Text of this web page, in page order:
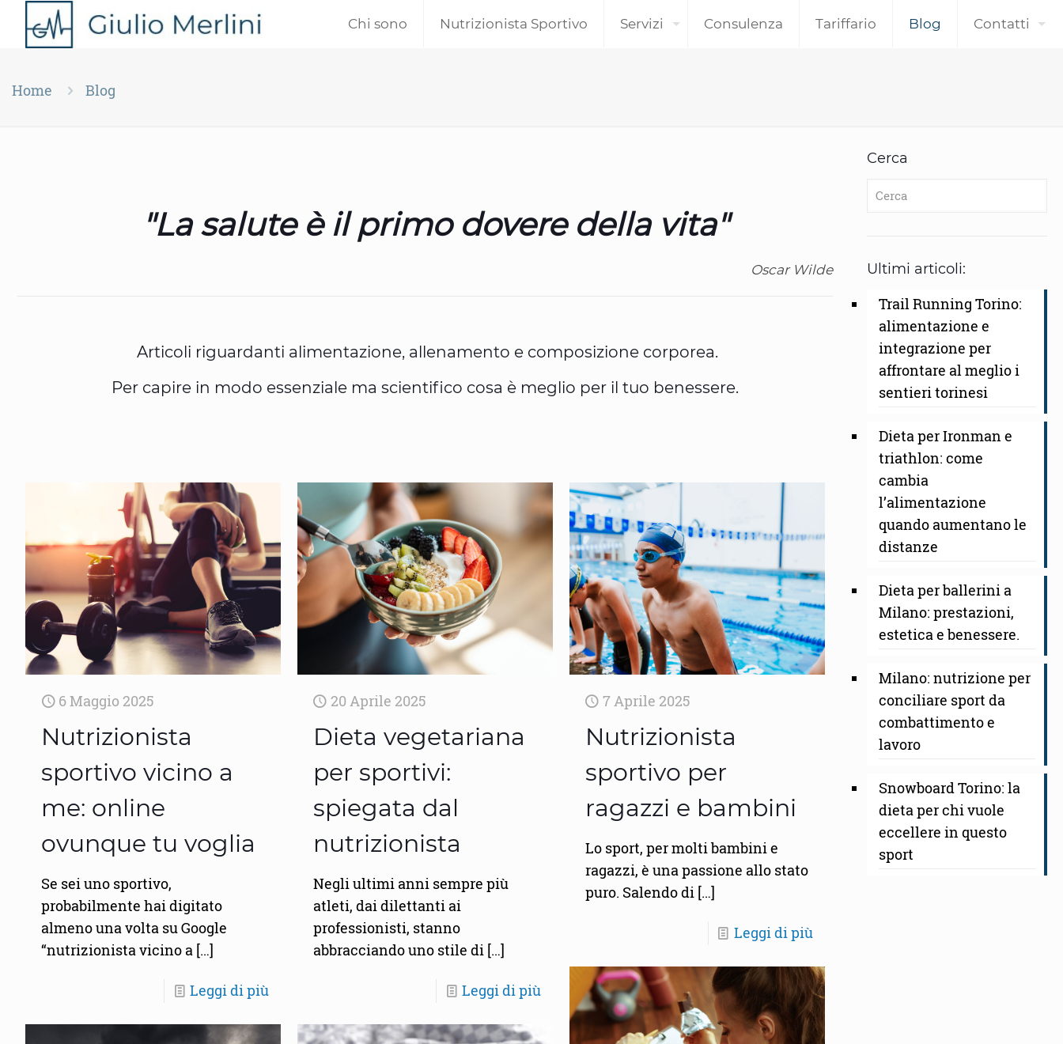
Chi sono Nutrizionista Sportivo Servizi Consulenza Tariffario Blog Contatti
Home Blog
"La salute è il primo dovere della vita"
Oscar Wilde
Articoli riguardanti alimentazione, allenamento e composizione corporea.
Per capire in modo essenziale ma scientifico cosa è meglio per il tuo benessere.
6 Maggio 2025
Nutrizionista
sportivo vicino a
me: online
ovunque tu voglia
Se sei uno sportivo,
probabilmente hai digitato
almeno una volta su Google
“nutrizionista vicino a […]
Leggi di più
20 Aprile 2025
Dieta vegetariana
per sportivi:
spiegata dal
nutrizionista
Negli ultimi anni sempre più
atleti, dai dilettanti ai
professionisti, stanno
abbracciando uno stile di[…]
Leggi di più
7 Aprile 2025
Nutrizionista
sportivo per
ragazzi e bambini
Lo sport, per molti bambini e
ragazzi, è una passione allo stato
puro. Salendo di[…]
Leggi di più
Cerca
Ultimi articoli:
Trail Running Torino:
alimentazione e
integrazione per
affrontare al meglio i
sentieri torinesi
Dieta per Ironman e
triathlon: come
cambia
l’alimentazione
quando aumentano le
distanze
Dieta per ballerini a
Milano: prestazioni,
estetica e benessere.
Milano: nutrizione per
conciliare sport da
combattimento e
lavoro
Snowboard Torino: la
dieta per chi vuole
eccellere in questo
sport